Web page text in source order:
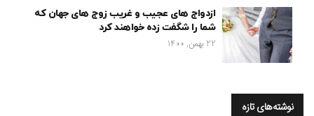
ازدواج های عجیب و غریب زوج های جهان که
شما را شگفت زده خواهند کرد
22 بهمن, 1400
نوشته‌های تازه